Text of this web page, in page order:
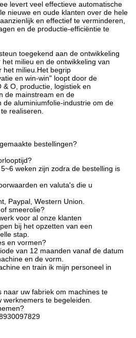
levert veel effectieve automatische
nieuwe en oude klanten over de hele
en effectief te verminderen,
en de productie-efficiëntie te
toegekend aan de ontwikkeling
milieu en de ontwikkeling van
het milieu.Het begrip
en win-win" loopt door de
& O, productie, logistiek en
de mainstream en de
de aluminiumfolie-industrie om de
realiseren.
bestellingen?
weken zijn zodra de bestelling is
en valuta's die u
Paypal, Western Union.
smeerolie?
voor al onze klanten
bij het opzetten van een
stap.
en vormen?
van 12 maanden vanaf de datum
en de vorm.
en train ik mijn personeel in
naar uw fabriek om machines te
werknemers te begeleiden.